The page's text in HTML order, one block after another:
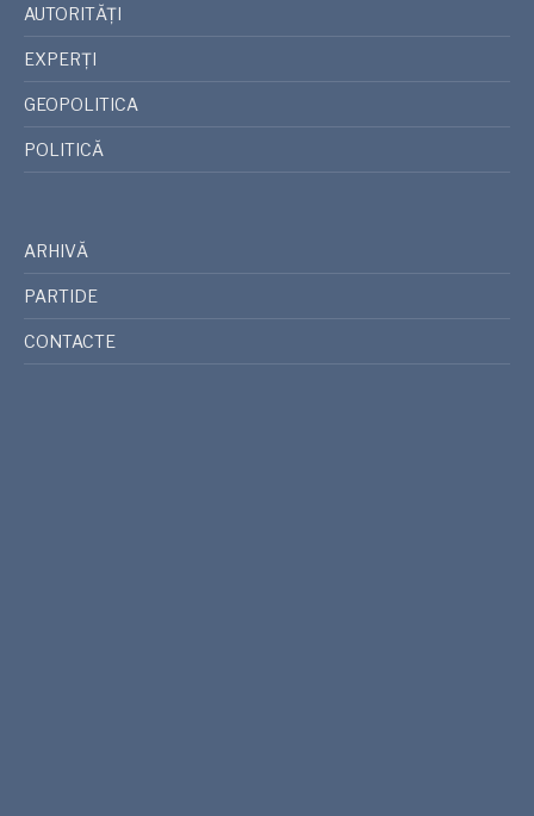
AUTORITĂȚI
EXPERȚI
GEOPOLITICA
POLITICĂ
ARHIVĂ
PARTIDE
CONTACTE